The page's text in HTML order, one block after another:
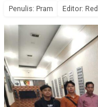
Penulis: Pram Editor: